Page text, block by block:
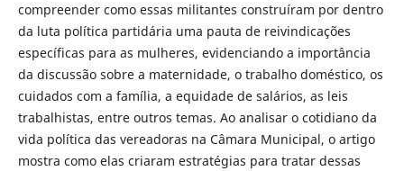
compreender como essas militantes construíram por dentro
da luta política partidária uma pauta de reivindicações
específicas para as mulheres, evidenciando a importância
da discussão sobre a maternidade, o trabalho doméstico, os
cuidados com a família, a equidade de salários, as leis
trabalhistas, entre outros temas. Ao analisar o cotidiano da
vida política das vereadoras na Câmara Municipal, o artigo
mostra como elas criaram estratégias para tratar dessas